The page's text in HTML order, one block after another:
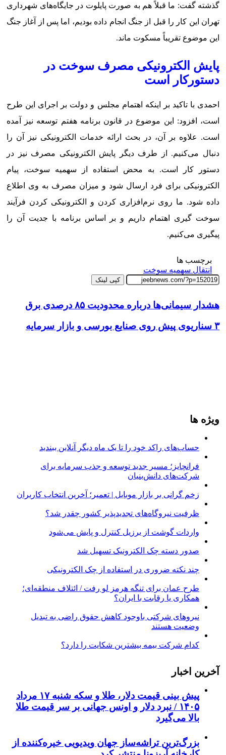
گذشته گفت: ما قبلاً هم به صورت پایلوت در جایگاه‌های شهرداری
تهران این کار را قبل از جنگ انجام داده بودیم، اما پس از آغاز جنگ
این موضوع تقریباً مسکوت ماند.
پایش الکترونیکی مصرف سوخت در
دستورکار است
احمدی با تاکید بر اینکه اهتمام مجلس و دولت بر اجرای این طرح
است، افزود: این موضوع در قانون برنامه هفتم توسعه نیز آمده
است. علاوه بر آن، در بحث ارائه خدمات الکترونیکی نیز آن را
دنبال می‌کنیم. از طرف دیگر پایش الکترونیکی مصرف نیز در
دستور کار است. به محض استفاده از سهمیه سوخت، پیام
الکترونیکی برای فرد ارسال شود و میزان مصرف به وی اطلاع
داده شود. ما روی نرم‌افزاری کردن و الکترونیکی کردن فرآیند
سوخت گیری اهتمام داریم و بر اساس برنامه با جدیت آن را
پیگیری می‌کنیم.
برچسب ها
انتقال سهمیه سوخت
کپی لینک
هشدار سیمانی‌ها درباره محدودیت ۸۵ درصدی برق
۳ سناریوی پیش‌ روی صنایع بورسی و بازار سرمایه
ویژه ها
حساب‌های راکد خود را تا یک ماه دیگر آنلاین ببندید
فرانچایز؛ مسیر جدید توسعه و جذب سرمایه برای
شرکت‌های دانش‌بنیان
زخم گرانی بر بازار موبایل | تعمیر؛ آخرین انتخاب کاربران
ظرفیت نیروگاه‌های تجدیدپذیر کشور چقدر شد؟
واردات گوشت از برزیل کنترل و پایش می‌شود
صدور دسته چک الکترونیک تسهیل شد
چند نکته ضروری در استفاده از چک الکترونیکی
طرح عمان برای تنگه هرمز لو رفت / ائتلاف منطقه‌ای؛
همکاری یا رقابت با ایران؟
نیروهای شرکتی باوجود کاهش حقوق راضی به تبدیل
وضعیت هستند
کدام شرکت بیمه بیشترین شکایت را دارد؟
آخرین اخبار
پیش ‌بینی قیمت دلار، طلا و سکه شنبه ۱۷ مرداد
۱۴۰۵ / نبرد دلار و اونس جهانی بر سر قیمت طلا
بالا می‌گیرد
بزرگ‌ترین تراشه‌ساز جهان ویدیویی خیره‌کننده از